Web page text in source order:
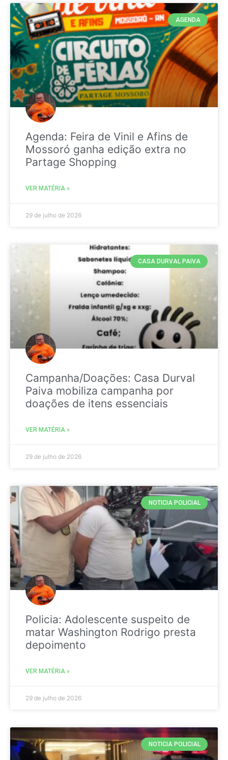
AGENDA
Agenda: Feira de Vinil e Afins de
Mossoró ganha edição extra no
Partage Shopping
VER MATÉRIA »
29 de julho de 2026
CASA DURVAL PAIVA
Campanha/Doações: Casa Durval
Paiva mobiliza campanha por
doações de itens essenciais
VER MATÉRIA »
29 de julho de 2026
NOTICIA POLICIAL
Policia: Adolescente suspeito de
matar Washington Rodrigo presta
depoimento
VER MATÉRIA »
29 de julho de 2026
NOTICIA POLICIAL